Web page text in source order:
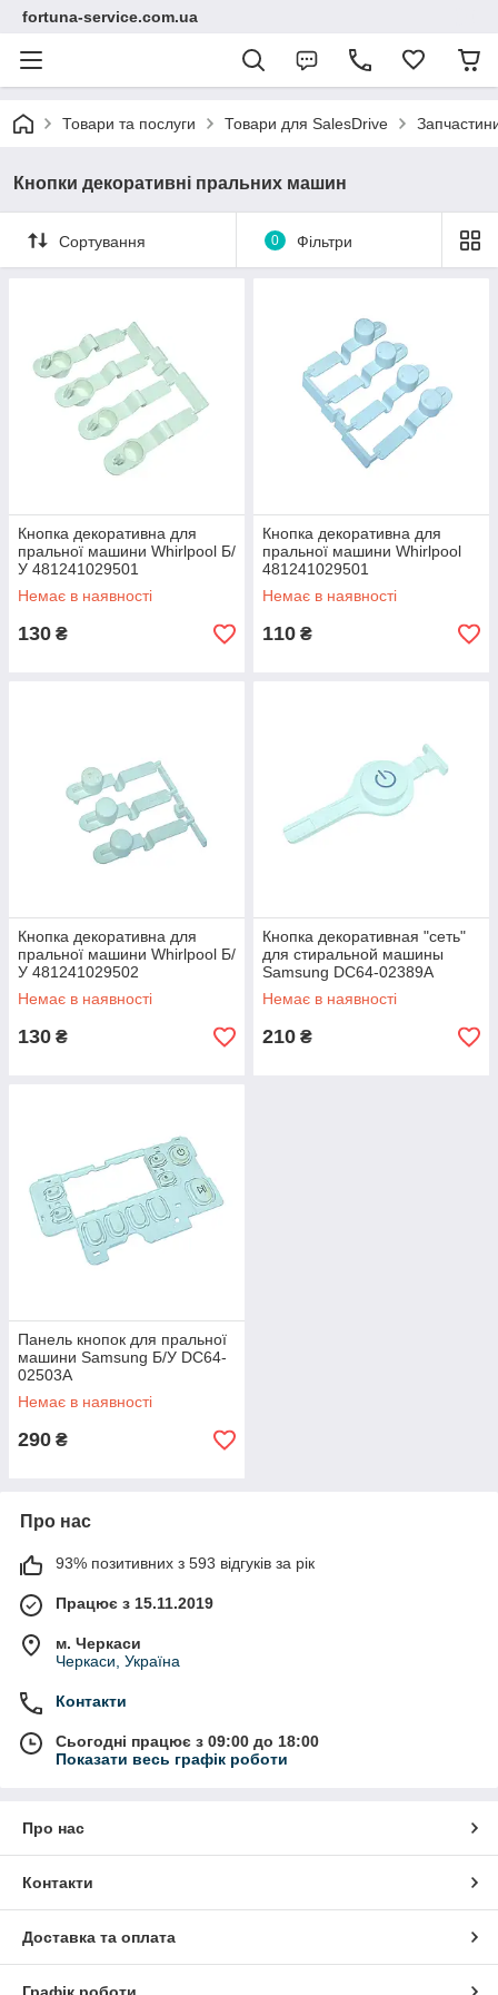
fortuna-service.com.ua
Товари та послуги Товари для SalesDrive
Кнопки декоративні пральних машин
Сортування 0 Фільтри
Кнопка декоративна для
пральної машини Whirlpool Б/
У 481241029501
46197502526
Немає в наявності
130 ₴
Кнопка декоративна для
пральної машини Whirlpool
481241029501
Немає в наявності
110 ₴
Кнопка декоративна для
пральної машини Whirlpool Б/
У 481241029502
46197502587
Немає в наявності
130 ₴
Кнопка декоративная "сеть"
для стиральной машины
Samsung DC64-02389A
Немає в наявності
210 ₴
Панель кнопок для пральної
машини Samsung Б/У DC64-
02503A
Немає в наявності
290 ₴
Про нас
93% позитивних з 593 відгуків за рік
Працює з 15.11.2019
м. Черкаси
Черкаси, Україна
Контакти
Сьогодні працює з 09:00 до 18:00
Показати весь графік роботи
Про нас
Контакти
Доставка та оплата